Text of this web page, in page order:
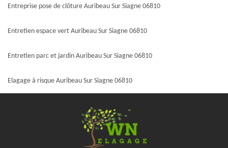
Entreprise pose de clôture Auribeau Sur Siagne 06810
Entretien espace vert Auribeau Sur Siagne 06810
Entretien parc et jardin Auribeau Sur Siagne 06810
Elagage à risque Auribeau Sur Siagne 06810